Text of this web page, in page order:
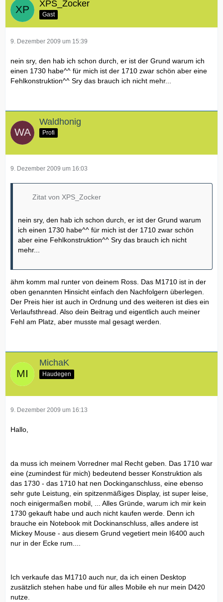
XPS_Zocker
Gast
9. Dezember 2009 um 15:39
nein sry, den hab ich schon durch, er ist der Grund warum ich
einen 1730 habe^^ für mich ist der 1710 zwar schön aber eine
Fehlkonstruktion^^ Sry das brauch ich nicht mehr...
Waldhonig
Profi
9. Dezember 2009 um 16:03
Zitat von XPS_Zocker
nein sry, den hab ich schon durch, er ist der Grund warum
ich einen 1730 habe^^ für mich ist der 1710 zwar schön
aber eine Fehlkonstruktion^^ Sry das brauch ich nicht
mehr...
ähm komm mal runter von deinem Ross. Das M1710 ist in der
oben genannten Hinsicht einfach den Nachfolgern überlegen.
Der Preis hier ist auch in Ordnung und des weiteren ist dies ein
Verlaufsthread. Also dein Beitrag und eigentlich auch meiner
Fehl am Platz, aber musste mal gesagt werden.
MichaK
Haudegen
9. Dezember 2009 um 16:13
Hallo,
da muss ich meinem Vorredner mal Recht geben. Das 1710 war
eine (zumindest für mich) bedeutend besser Konstruktion als
das 1730 - das 1710 hat nen Dockinganschluss, eine ebenso
sehr gute Leistung, ein spitzenmäßiges Display, ist super leise,
noch einigermaßen mobil, ... Alles Gründe, warum ich mir kein
1730 gekauft habe und auch nicht kaufen werde. Denn ich
brauche ein Notebook mit Dockinanschluss, alles andere ist
Mickey Mouse - aus diesem Grund vegetiert mein I6400 auch
nur in der Ecke rum....
Ich verkaufe das M1710 auch nur, da ich einen Desktop
zusätzlich stehen habe und für alles Mobile eh nur mein D420
nutze.